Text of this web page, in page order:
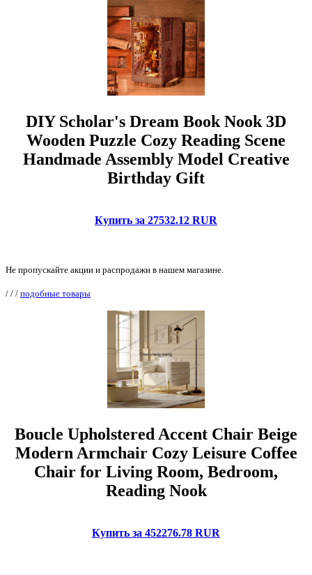
DIY Scholar's Dream Book Nook 3D
Wooden Puzzle Cozy Reading Scene
Handmade Assembly Model Creative
Birthday Gift
Купить за 27532.12 RUR
Не пропускайте акции и распродажи в нашем магазине.
/ / / подобные товары
Boucle Upholstered Accent Chair Beige
Modern Armchair Cozy Leisure Coffee
Chair for Living Room, Bedroom,
Reading Nook
Купить за 452276.78 RUR